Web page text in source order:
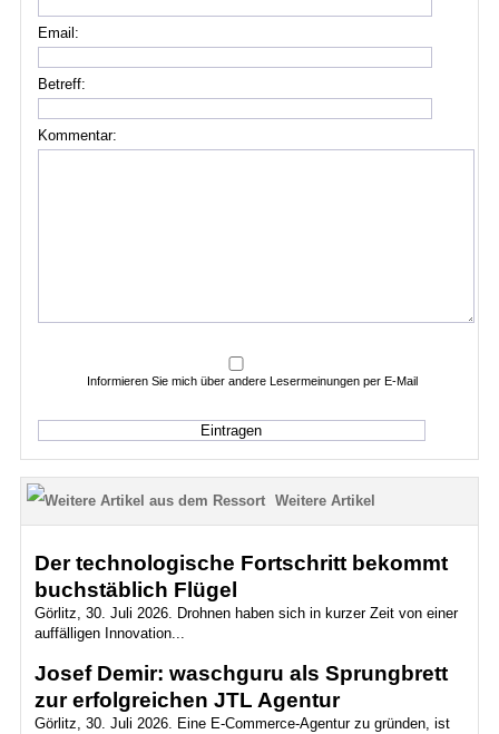
Email:
Betreff:
Kommentar:
Informieren Sie mich über andere Lesermeinungen per E-Mail
Weitere Artikel
Der technologische Fortschritt bekommt
buchstäblich Flügel
Görlitz, 30. Juli 2026. Drohnen haben sich in kurzer Zeit von einer
auffälligen Innovation...
Josef Demir: waschguru als Sprungbrett
zur erfolgreichen JTL Agentur
Görlitz, 30. Juli 2026. Eine E-Commerce-Agentur zu gründen, ist